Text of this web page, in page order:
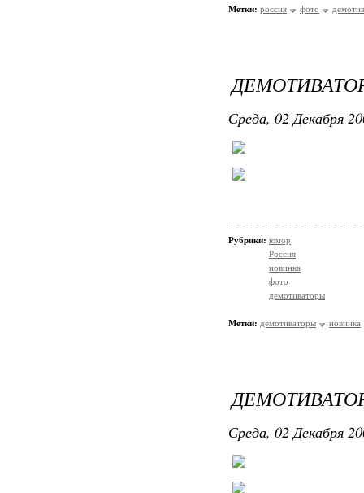
Метки: россия фото
Среда, 02 Декабря
Рубрики: юмор
Россия
новинка
фото
демотиваторы
Метки: демотиваторы новинка
Среда, 02 Декабря